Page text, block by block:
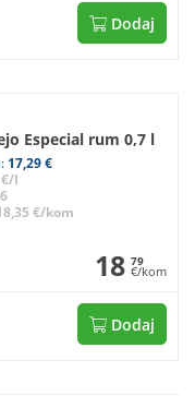
Dodaj
Especial rum 0,7 l
17,29 €
l
€/kom
18 79
€/kom
Dodaj